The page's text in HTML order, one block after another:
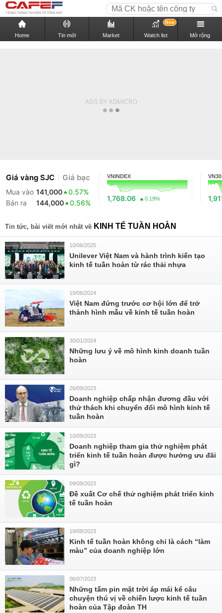
Home Tin mới Market Watch list
New
Mở rộng
Giá vàng SJC Giá bạc
Mua vào 141,000
0.57%
Bán ra
144,000 0.56%
VNINDEX
1,768.06 0.19%
VN30
Tin tức, bài viết mới nhất về KINH TẾ TUẦN HOÀN
10/06/2025
Unilever Việt Nam và hành trình kiến tạo
kinh tế tuần hoàn từ rác thải nhựa
19/06/2024
Việt Nam đứng trước cơ hội lớn để trở
thành hình mẫu về kinh tế tuần hoàn
30/01/2024
Những lưu ý về mô hình kinh doanh tuần
hoàn
26/09/2023
Doanh nghiệp chấp nhận đương đầu với
thử thách khi chuyển đổi mô hình kinh tế
tuần hoàn
10/09/2023
Doanh nghiệp tham gia thử nghiệm phát
triển kinh tế tuần hoàn được hưởng ưu đãi
gì?
09/09/2023
Đề xuất Cơ chế thử nghiệm phát triển kinh
tế tuần hoàn
19/08/2023
Kinh tế tuần hoàn không chỉ là cách “làm
màu” của doanh nghiệp lớn
06/07/2023
Những tấm pin mặt trời áp mái kể câu
chuyện thú vị về chiến lược kinh tế tuần
hoàn của Tập đoàn TH